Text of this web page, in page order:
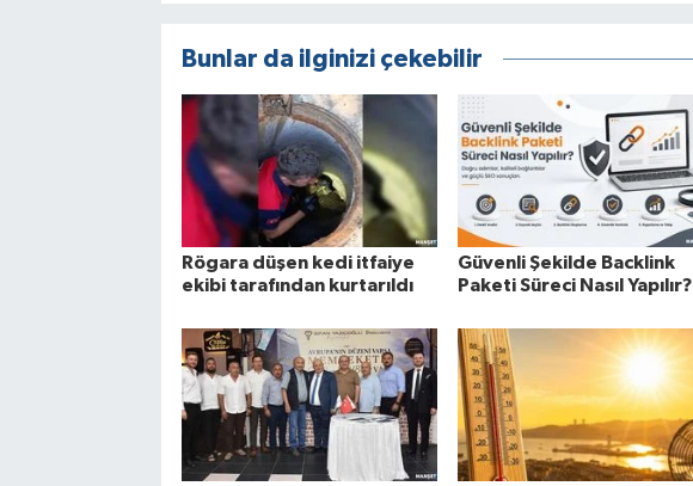
Bunlar da ilginizi çekebilir
Rögara düşen kedi itfaiye
ekibi tarafından kurtarıldı
Güvenli Şekilde Backlink
Paketi Süreci Nasıl Yapılır?